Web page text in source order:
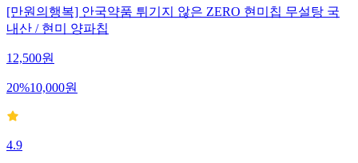
[만원의행복] 안국약품 튀기지 않은 ZERO 현미칩 무설탕 국
내산 / 현미 양파칩
12,500원
20%10,000원
4.9